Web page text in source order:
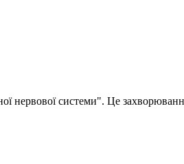
нервової системи". Це